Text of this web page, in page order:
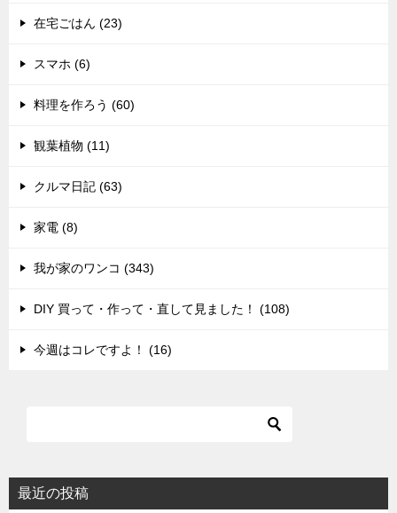
在宅ごはん (23)
スマホ (6)
料理を作ろう (60)
観葉植物 (11)
クルマ日記 (63)
家電 (8)
我が家のワンコ (343)
DIY 買って・作って・直して見ました！ (108)
今週はコレですよ！ (16)
最近の投稿